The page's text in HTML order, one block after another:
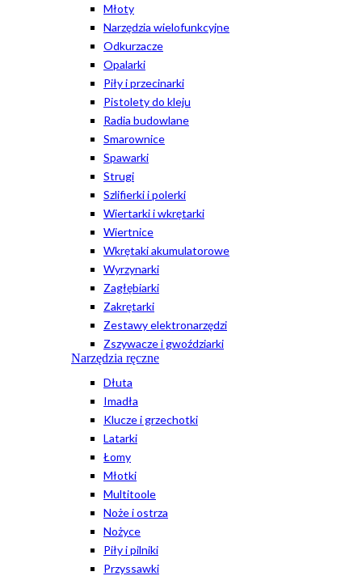
Młoty
Narzędzia wielofunkcyjne
Odkurzacze
Opalarki
Piły i przecinarki
Pistolety do kleju
Radia budowlane
Smarownice
Spawarki
Strugi
Szlifierki i polerki
Wiertarki i wkrętarki
Wiertnice
Wkrętaki akumulatorowe
Wyrzynarki
Zagłębiarki
Zakrętarki
Zestawy elektronarzędzi
Zszywacze i gwoździarki
Narzędzia ręczne
Dłuta
Imadła
Klucze i grzechotki
Latarki
Łomy
Młotki
Multitoole
Noże i ostrza
Nożyce
Piły i pilniki
Przyssawki